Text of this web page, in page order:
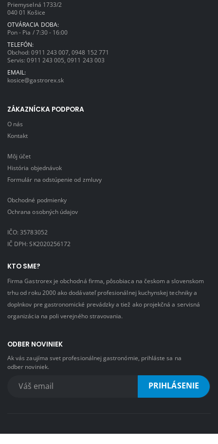
Priemyselná 1733/2
040 01 Košice
OTVÁRACIA DOBA:
Pon - Pia / 7:30 - 16:00
TELEFÓN:
Obchod:0911 243 007 ,0948 152 771
Servis:0911 243 005 ,0911 243 003
EMAIL:
kosice@gastrorex.sk
ZÁKAZNÍCKA PODPORA
O nás
Kontakt
Môj účet
História objednávok
Formulár na odstúpenie od zmluvy
Obchodné podmienky
Ochrana osobných údajov
IČO: 35783052
IČ DPH: SK2020256172
KTO SME?
Firma Gastrorex je obchodná firma, pôsobiaca na českom a slovenskom
trhu od roku 2000 ako dodávateľ profesionálnej kuchynskej techniky a
doplnkov pre gastronomické prevádzky a tiež ako projekčná a servisná
organizácia na poli verejného stravovania.
ODBER NOVINIEK
Ak vás zaujíma svet profesionálnej gastronómie, prihláste sa na
odber noviniek.